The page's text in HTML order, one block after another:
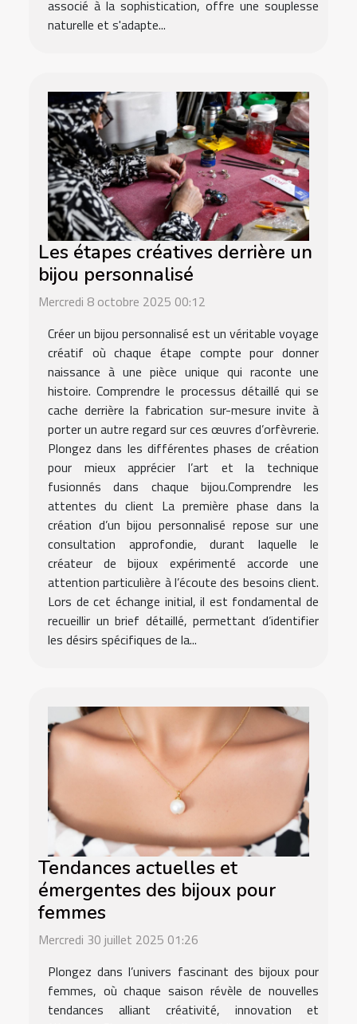
associé à la sophistication, offre une souplesse
naturelle et s'adapte...
Les étapes créatives derrière un
bijou personnalisé
Mercredi 8 octobre 2025 00:12
Créer un bijou personnalisé est un véritable voyage
créatif où chaque étape compte pour donner
naissance à une pièce unique qui raconte une
histoire. Comprendre le processus détaillé qui se
cache derrière la fabrication sur-mesure invite à
porter un autre regard sur ces œuvres d’orfèvrerie.
Plongez dans les différentes phases de création
pour mieux apprécier l’art et la technique
fusionnés dans chaque bijou.Comprendre les
attentes du client La première phase dans la
création d’un bijou personnalisé repose sur une
consultation approfondie, durant laquelle le
créateur de bijoux expérimenté accorde une
attention particulière à l’écoute des besoins client.
Lors de cet échange initial, il est fondamental de
recueillir un brief détaillé, permettant d’identifier
les désirs spécifiques de la...
Tendances actuelles et
émergentes des bijoux pour
femmes
Mercredi 30 juillet 2025 01:26
Plongez dans l’univers fascinant des bijoux pour
femmes, où chaque saison révèle de nouvelles
tendances alliant créativité, innovation et